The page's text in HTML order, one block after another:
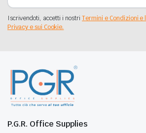
Iscrivendoti, accetti i nostriTermini e Condizioni
Privacy e sui Cookie.
P.G.R. Office Supplies